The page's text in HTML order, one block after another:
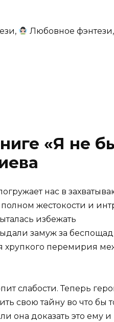
Любовное фэнтези,
«Я не
нас в
жестокости и
избежать
замуж за
хрупкого перемирия
слабости. Теперь
свою тайну во что бы
она доказать это ему и